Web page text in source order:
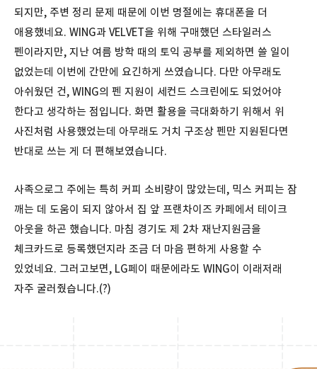
되지만, 주변 정리 문제 때문에 이번 명절에는 휴대폰을 더
애용했네요. WING과 VELVET을 위해 구매했던 스타일러스
펜이라지만, 지난 여름 방학 때의 토익 공부를 제외하면 쓸 일이
없었는데 이번에 간만에 요긴하게 쓰였습니다. 다만 아무래도
아쉬웠던 건, WING의 펜 지원이 세컨드 스크린에도 되었어야
한다고 생각하는 점입니다. 화면 활용을 극대화하기 위해서 위
사진처럼 사용했었는데 아무래도 거치 구조상 펜만 지원된다면
반대로 쓰는 게 더 편해보였습니다.
사족으로그 주에는 특히 커피 소비량이 많았는데, 믹스 커피는 잠
깨는 데 도움이 되지 않아서 집 앞 프랜차이즈 카페에서 테이크
아웃을 하곤 했습니다. 마침 경기도 제 2차 재난지원금을
체크카드로 등록했던지라 조금 더 마음 편하게 사용할 수
있었네요. 그러고보면, LG페이 때문에라도 WING이 이래저래
자주 굴러줬습니다.(?)